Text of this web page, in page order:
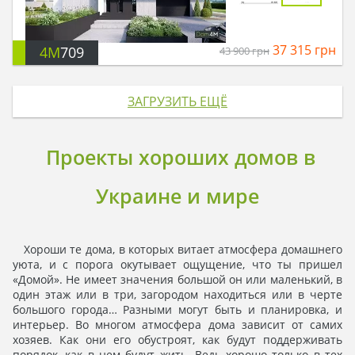
4M709 43 900грн 37 315 грн
ЗАГРУЗИТЬ ЕЩЁ
Проекты хороших домов в
Украине и мире
Хороши те дома, в которых витает атмосфера домашнего
уюта, и с порога окутывает ощущение, что ты пришел
«Домой». Не имеет значения большой он или маленький, в
один этаж или в три, загородом находиться или в черте
большого города… Разными могут быть и планировка, и
интерьер. Во многом атмосфера дома зависит от самих
хозяев. Как они его обустроят, как будут поддерживать